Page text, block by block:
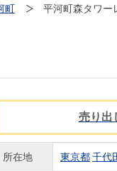
を探す
町 平河町森タワー
売り出
所在地 東京都千代